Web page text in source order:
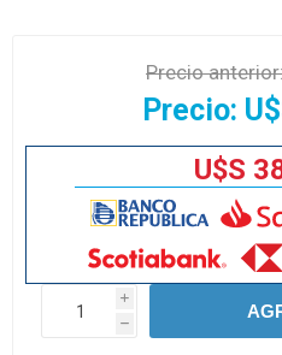
Precio
Precio:
U$S
i
h